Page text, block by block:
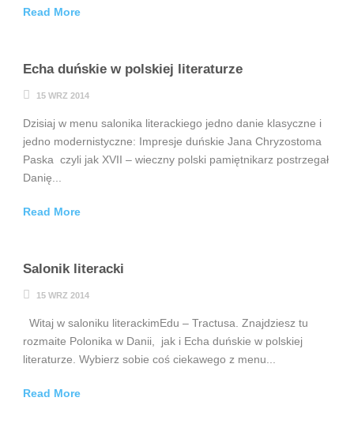
Read More
Echa duńskie w polskiej literaturze
15 WRZ 2014
Dzisiaj w menu salonika literackiego jedno danie klasyczne i
jedno modernistyczne: Impresje duńskie Jana Chryzostoma
Paska czyli jak XVII – wieczny polski pamiętnikarz postrzegał
Danię...
Read More
Salonik literacki
15 WRZ 2014
Witaj w saloniku literackimEdu – Tractusa. Znajdziesz tu
rozmaite Polonika w Danii, jak i Echa duńskie w polskiej
literaturze. Wybierz sobie coś ciekawego z menu...
Read More